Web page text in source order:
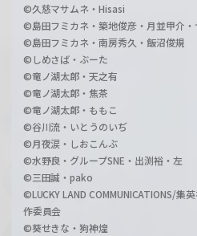
©久慈マサムネ・Hisasi
©島田フミカネ・築地俊彦・月並甲介・
©島田フミカネ・南房秀久・飯沼俊規
©しめさば・ぶーた
©竜ノ湖太郎・天之有
©竜ノ湖太郎・焦茶
©竜ノ湖太郎・ももこ
©谷川流・いとうのいぢ
©月夜涙・しおこんぶ
©水野良・グループSNE・出渕裕・左
©三田誠・pako
©LUCKY LAND COMMUNICATIONS/集
作委員会
©葵せきな・狗神煌